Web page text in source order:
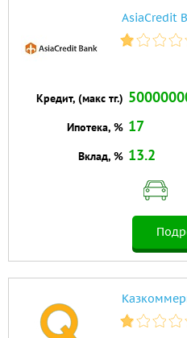
AsiaCredit
Кредит, (макс тг.)
Ипотека, % 17
Вклад, % 13.2